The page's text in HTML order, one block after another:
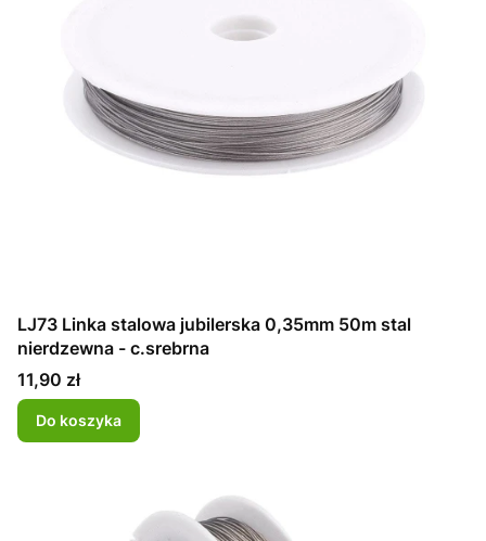
LJ73 Linka stalowa jubilerska 0,35mm 50m stal
nierdzewna - c.srebrna
Cena
11,90 zł
Do koszyka